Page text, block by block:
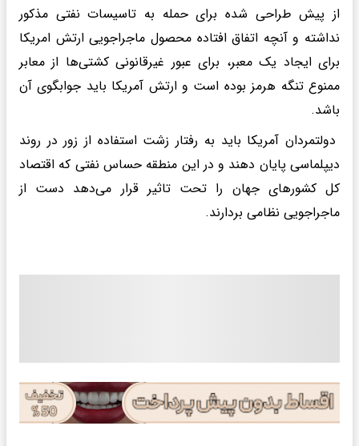
از پیش طراحی شده برای حمله به تاسیسات نفتی مذکور
نداشته و آنچه اتفاق افتاده محصول ماجراجویی ارتش امریکا
برای ایجاد یک معبر، برای عبور غیرقانونی کشتی‌ها از معابر
ممنوع تنگه هرمز بوده است و ارتش آمریکا باید جوابگوی آن
باشد.
دولتمردان آمریکا باید به رفتار زشت استفاده از زور در روند
دیپلماسی پایان دهند و در این منطقه حساس نفتی که اقتصاد
کل کشورهای جهان را تحت تاثیر قرار می‌دهد دست از
ماجراجویی نظامی بردارند.